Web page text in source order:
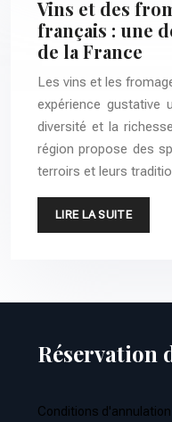
Vins et des
français : une
de la France
Les vins et les
expérience gustative
diversité et la
région propose des
terroirs et leurs
LIRE LA SUITE
Réservation
Conditions d'annulation